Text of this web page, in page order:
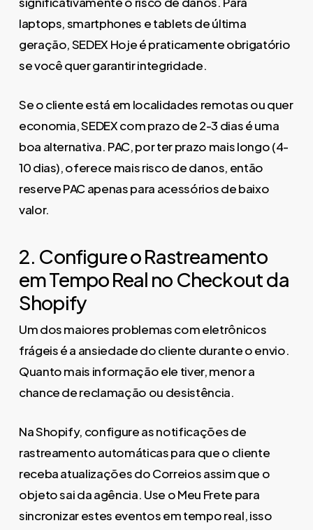
laptops, smartphones e tablets de última
geração, SEDEX Hoje é praticamente obrigatório
se você quer garantir integridade.
Se o cliente está em localidades remotas ou quer
economia, SEDEX com prazo de 2-3 dias é uma
boa alternativa. PAC, por ter prazo mais longo (4-
10 dias), oferece mais risco de danos, então
reserve PAC apenas para acessórios de baixo
valor.
2. Configure o Rastreamento
em Tempo Real no Checkout da
Shopify
Um dos maiores problemas com eletrônicos
frágeis é a ansiedade do cliente durante o envio.
Quanto mais informação ele tiver, menor a
chance de reclamação ou desistência.
Na Shopify, configure as notificações de
rastreamento automáticas para que o cliente
receba atualizações do Correios assim que o
objeto sai da agência. Use o Meu Frete para
sincronizar estes eventos em tempo real, isso